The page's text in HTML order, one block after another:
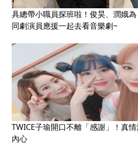
具總帶小職員探班啦！俊昊、潤娥為
同劇演員應援一起去看音樂劇~
TWICE子瑜開口不離「感謝」！真
內心